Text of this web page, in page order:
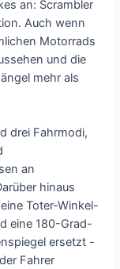
an: Scrambler
Auch wenn
Motorrads
und die
mehr als
drei Fahrmodi,
an
hinaus
Toter-Winkel-
eine 180-Grad-
ersetzt -
Fahrer